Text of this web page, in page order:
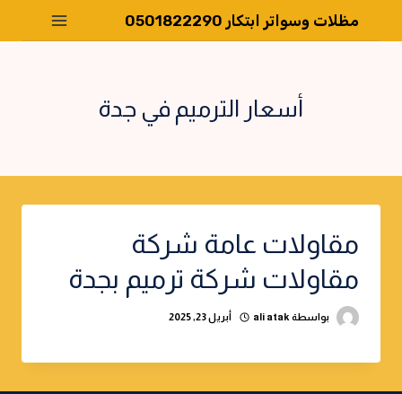
مظلات وسواتر ابتكار 0501822290
أسعار الترميم في جدة
مقاولات عامة شركة
مقاولات شركة ترميم بجدة
بواسطة ali atak أبريل 23, 2025